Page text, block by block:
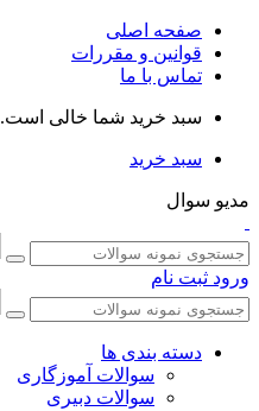
صفحه اصلی
قوانین و مقررات
تماس با ما
سبد خرید شما خالی است.
سبد خرید
مدیو سوال
ورود ثبت نام
دسته بندی ها
سوالات آموزگاری
سوالات دبیری